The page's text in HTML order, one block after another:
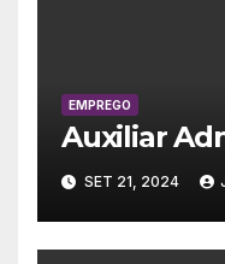
EMPREGO
Auxiliar
SET 21, 2024